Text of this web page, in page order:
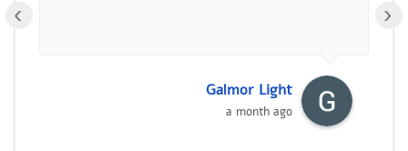
Galmor Light
a month ago